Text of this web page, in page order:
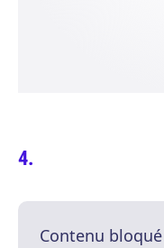
Contenu